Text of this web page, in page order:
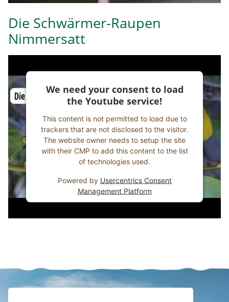
Die Schwärmer-Raupen
Nimmersatt
We need your consent to load
the Youtube service!
This content is not permitted to load due to
trackers that are not disclosed to the visitor.
The website owner needs to setup the site
with their CMP to add this content to the list
of technologies used.
Powered by Usercentrics Consent
Management Platform